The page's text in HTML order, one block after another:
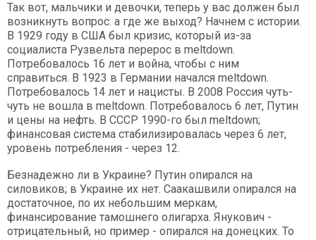
Так вот, мальчики и девочки, теперь у вас должен был
возникнуть вопрос: а где же выход? Начнем с истории.
В 1929 году в США был кризис, который из-за
социалиста Рузвельта перерос в meltdown.
Потребовалось 16 лет и война, чтобы с ним
справиться. В 1923 в Германии начался meltdown.
Потребовалось 14 лет и нацисты. В 2008 Россия чуть-
чуть не вошла в meltdown. Потребовалось 6 лет, Путин
и цены на нефть. В СССР 1990-го был meltdown;
финансовая система стабилизировалась через 6 лет,
уровень потребления - через 12.
Безнадежно ли в Украине? Путин опирался на
силовиков; в Украине их нет. Саакашвили опирался на
достаточное, по их небольшим меркам,
финансирование тамошнего олигарха. Янукович -
отрицательный, но пример - опирался на донецких. То